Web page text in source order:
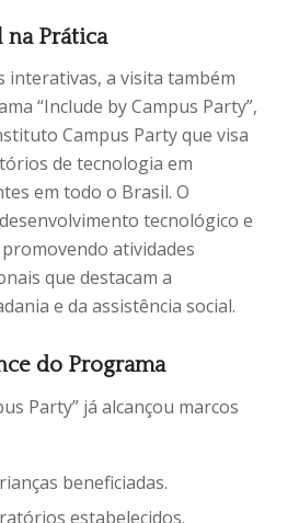
Prática
interativas, a visita também
“Include by Campus Party”,
Campus Party que visa
de tecnologia em
em todo o Brasil. O
tecnológico e
atividades
que destacam a
e da assistência social.
do Programa
Party” já alcançou marcos
beneficiadas.
estabelecidos.